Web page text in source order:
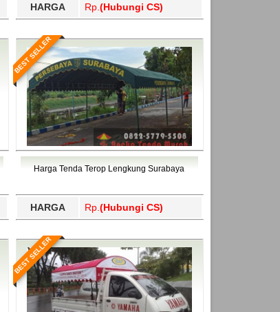
HARGA Rp. (Hubungi CS)
BEST SELLER
Harga Tenda Terop Lengkung Surabaya
HARGA Rp. (Hubungi CS)
BEST SELLER